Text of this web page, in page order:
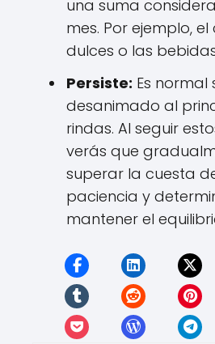
una suma
mes. Por ejemplo,
dulces o las
Persiste: Es normal
desanimado al
rindas. Al seguir
verás que
superar la cuesta
paciencia y
mantener el